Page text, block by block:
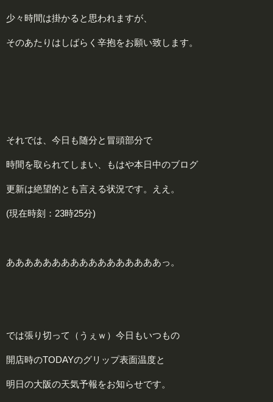
少々時間は掛かると思われますが、
そのあたりはしばらく辛抱をお願い致します。
それでは、今日も随分と冒頭部分で
時間を取られてしまい、もはや本日中のブログ
更新は絶望的とも言える状況です。ええ。
(現在時刻：23時25分)
あああああああああああああああああっ。
では張り切って（うぇｗ）今日もいつもの
開店時のTODAYのグリップ表面温度と
明日の大阪の天気予報をお知らせです。